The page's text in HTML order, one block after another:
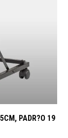
PADR?O 19